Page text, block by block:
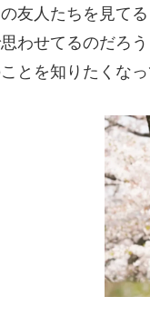
友人たちを見て
わせてるのだろ
とを知りたくなっ